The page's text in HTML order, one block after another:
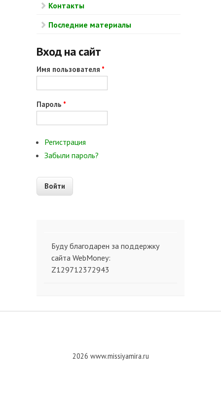
Контакты
Последние материалы
Вход на сайт
Имя пользователя *
Пароль *
Регистрация
Забыли пароль?
Буду благодарен за поддержку
сайта WebMoney:
Z129712372943
2026 www.missiyamira.ru